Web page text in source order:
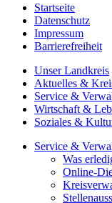
Startseite
Datenschutz
Impressum
Barrierefreiheit
Unser Landkreis
Aktuelles &
Service &
Wirtschaft &
Soziales &
Service &
Was
Online-